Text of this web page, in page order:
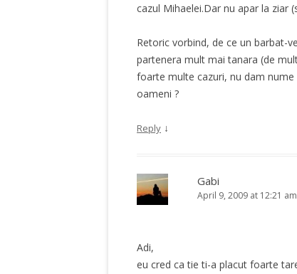
cazul Mihaelei.Dar nu apar la ziar
Retoric vorbind, de ce un barbat-
partenera mult mai tanara (de
foarte multe cazuri, nu dam nume
oameni ?
Reply ↓
Gabi
April 9, 2009 at 12:21 am
Adi,
eu cred ca tie ti-a placut foarte